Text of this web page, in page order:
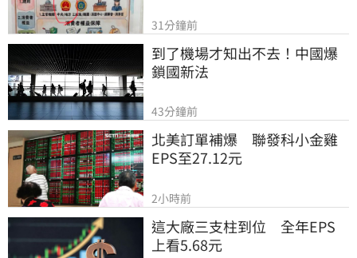
31分鐘前
到了機場才知出不去！中國爆
鎖國新法
43分鐘前
北美訂單補爆　聯發科小金雞
EPS至27.12元
2小時前
這大廠三支柱到位　全年EPS
上看5.68元